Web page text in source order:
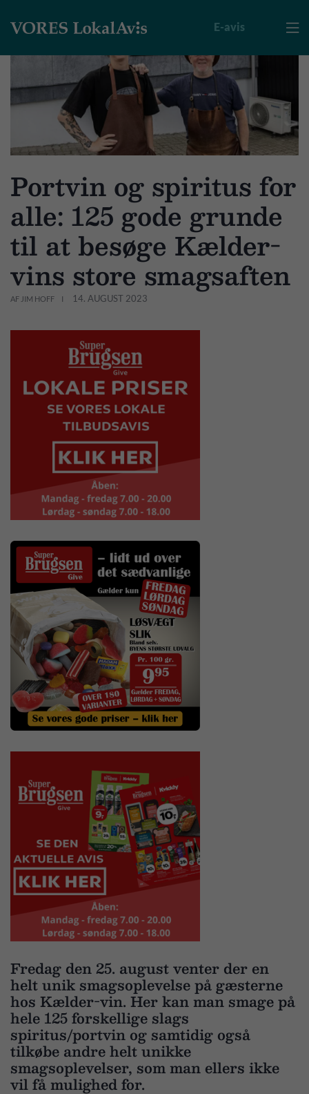

E-avis
Portvin og spiritus for
alle: 125 gode grunde
til at besøge Kælder-
vins store smagsaften
AF JIM HOFF 14. AUGUST 2023
Fredag den 25. august venter der en
helt unik smagsoplevelse på gæsterne
hos Kælder-vin. Her kan man smage på
hele 125 forskellige slags
spiritus/portvin og samtidig også
tilkøbe andre helt unikke
smagsoplevelser, som man ellers ikke
vil få mulighed for.